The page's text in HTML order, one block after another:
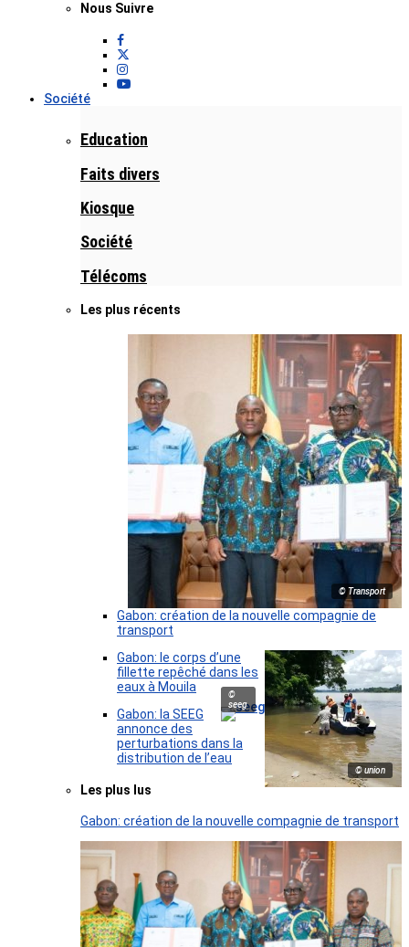
Nous Suivre
Société
Education
Faits divers
Kiosque
Société
Télécoms
Les plus récents
© Transport
Gabon: création de la nouvelle compagnie de
transport
© union
Gabon: le corps d’une
fillette repêché dans les
eaux à Mouila
©
seeg
Gabon: la SEEG
annonce des
perturbations dans la
distribution de l’eau
Les plus lus
Gabon: création de la nouvelle compagnie de transport